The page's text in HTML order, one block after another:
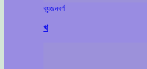
ব্যন্জনবর্ণ
খ